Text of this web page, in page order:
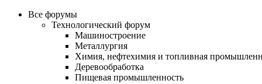
Все форумы
Технологический форум
Машиностроение
Металлургия
Химия, нефтехимия и топливная
Деревообработка
Пищевая промышленность